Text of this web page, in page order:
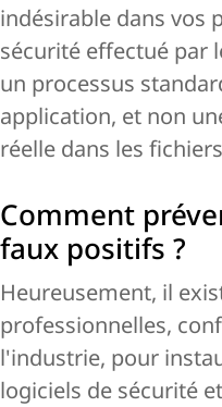
indésirable dans vos
sécurité effectué par
un processus
application, et non
réelle dans les
Comment
faux positifs ?
Heureusement, il
professionnelles,
l'industrie, pour
logiciels de sécurité